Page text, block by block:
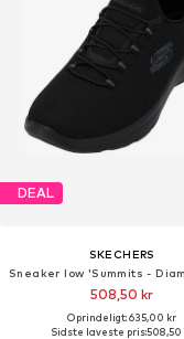
DEAL
SKECHERS
508,50 kr
Oprindeligt: 635,00 kr
Sidste laveste pris:508,50